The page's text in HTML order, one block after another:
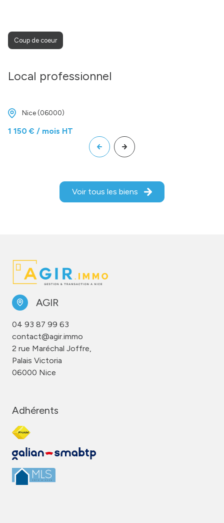
Coup de coeur
Local professionnel
Nice (06000)
1 150 € / mois HT
Voir tous les biens
AGIR
04 93 87 99 63
contact@agir.immo
2 rue Maréchal Joffre,
Palais Victoria
06000 Nice
Adhérents